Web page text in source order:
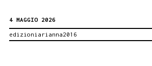
4 MAGGIO 2026
edizioniarianna2016